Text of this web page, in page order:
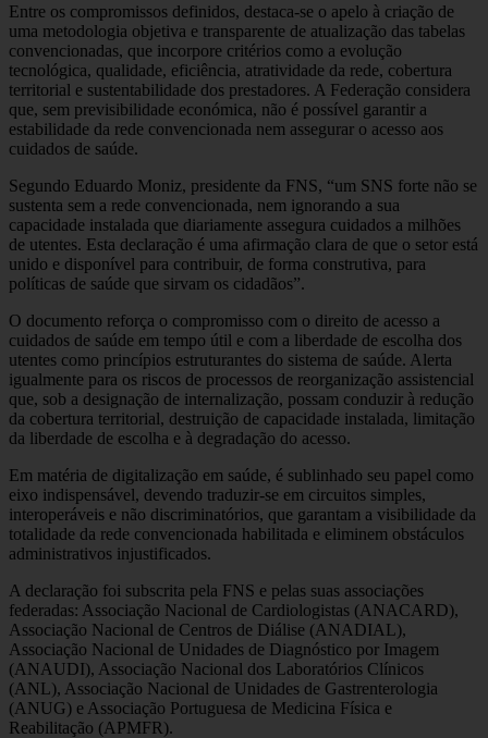
Entre os compromissos definidos, destaca-se o apelo à criação de
uma metodologia objetiva e transparente de atualização das tabelas
convencionadas, que incorpore critérios como a evolução
tecnológica, qualidade, eficiência, atratividade da rede, cobertura
territorial e sustentabilidade dos prestadores. A Federação considera
que, sem previsibilidade económica, não é possível garantir a
estabilidade da rede convencionada nem assegurar o acesso aos
cuidados de saúde.
Segundo Eduardo Moniz, presidente da FNS, “um SNS forte não se
sustenta sem a rede convencionada, nem ignorando a sua
capacidade instalada que diariamente assegura cuidados a milhões
de utentes. Esta declaração é uma afirmação clara de que o setor está
unido e disponível para contribuir, de forma construtiva, para
políticas de saúde que sirvam os cidadãos”.
O documento reforça o compromisso com o direito de acesso a
cuidados de saúde em tempo útil e com a liberdade de escolha dos
utentes como princípios estruturantes do sistema de saúde. Alerta
igualmente para os riscos de processos de reorganização assistencial
que, sob a designação de internalização, possam conduzir à redução
da cobertura territorial, destruição de capacidade instalada, limitação
da liberdade de escolha e à degradação do acesso.
Em matéria de digitalização em saúde, é sublinhado seu papel como
eixo indispensável, devendo traduzir-se em circuitos simples,
interoperáveis e não discriminatórios, que garantam a visibilidade da
totalidade da rede convencionada habilitada e eliminem obstáculos
administrativos injustificados.
A declaração foi subscrita pela FNS e pelas suas associações
federadas: Associação Nacional de Cardiologistas (ANACARD),
Associação Nacional de Centros de Diálise (ANADIAL),
Associação Nacional de Unidades de Diagnóstico por Imagem
(ANAUDI), Associação Nacional dos Laboratórios Clínicos
(ANL), Associação Nacional de Unidades de Gastrenterologia
(ANUG) e Associação Portuguesa de Medicina Física e
Reabilitação (APMFR).